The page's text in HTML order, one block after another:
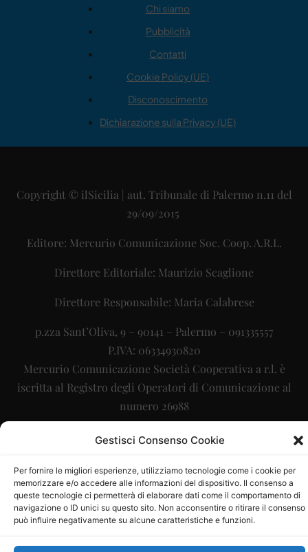
Gestisci Consenso Cookie
Per fornire le migliori esperienze, utilizziamo tecnologie come i cookie per
memorizzare e/o accedere alle informazioni del dispositivo. Il consenso a
queste tecnologie ci permetterà di elaborare dati come il comportamento di
navigazione o ID unici su questo sito. Non acconsentire o ritirare il consenso
può influire negativamente su alcune caratteristiche e funzioni.
Chi siamo
Pubblicità
Contatti
Cookie Policy (UE)
Disconoscimento
Dichiarazione sulla Privacy (UE)
Copyright © ilSicilia | aut. Tribunale di Palermo n.11 del
29/09/2015
Editore: Mercurio Comunicazione Soc. Coop. A.R.L.
Direttore Editoriale: Maurizio Scaglione
Direttore Responsabile: Maria Calabrese
p.zza Sant’Oliva, 9 – 90141 – Palermo – 091335557
P.IVA: 06334930820
Mercurio Comunicazione Società Cooperativa a r.l. è
iscritta al Registro degli Operatori di Comunicazione al
numero 26988
Sito gestito daLa Digitale srl– info@ladigitale.it